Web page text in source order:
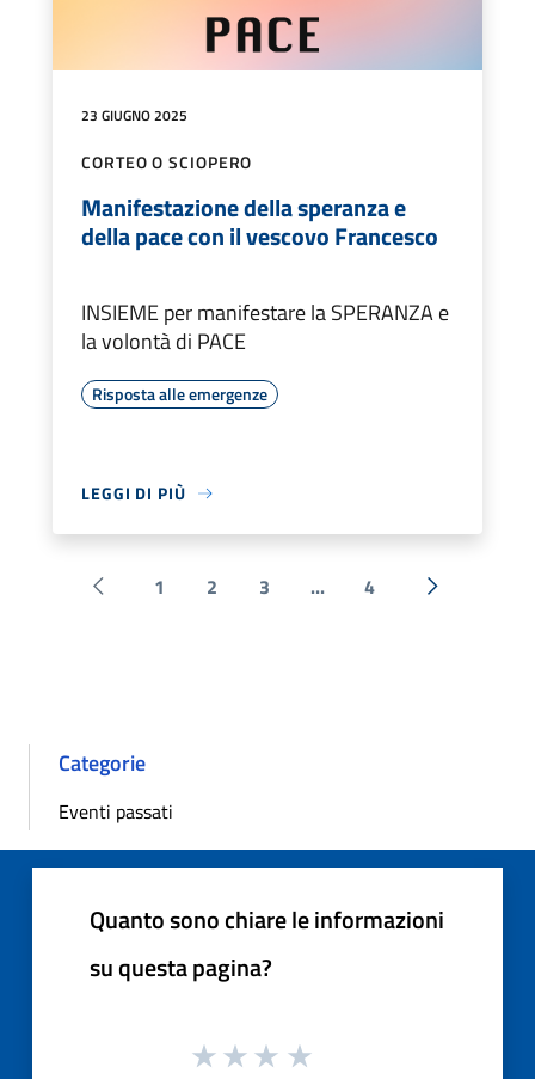
23 GIUGNO 2025
CORTEO O SCIOPERO
Manifestazione della speranza e
della pace con il vescovo Francesco
INSIEME per manifestare la SPERANZA e
la volontà di PACE
Risposta alle emergenze
LEGGI DI PIÙ
Pagina precedente
1 2 3 ... 4 Successiva
Categorie
Eventi passati
Quanto sono chiare le informazioni
su questa pagina?